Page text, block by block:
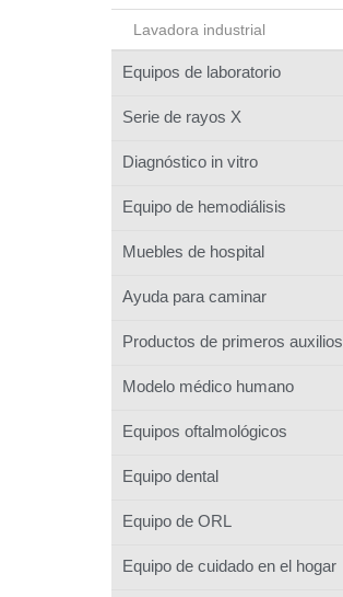
Lavadora industrial
Equipos de laboratorio
Serie de rayos X
Diagnóstico in vitro
Equipo de hemodiálisis
Muebles de hospital
Ayuda para caminar
Productos de primeros auxilios
Modelo médico humano
Equipos oftalmológicos
Equipo dental
Equipo de ORL
Equipo de cuidado en el hogar